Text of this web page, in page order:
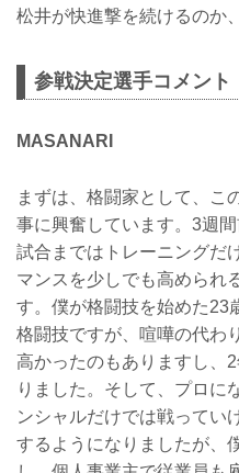
松井が快進撃を続けるのか
参戦決定選手コメント
MASANARI
まずは、格闘家として、こ
事に興奮しています。3週
試合まではトレーニングだ
マンスを少しでも高められ
す。僕が格闘技を始めた23
格闘技ですが、喧嘩の代わ
高かったのもありますし、
りました。そして、プロに
ンシャルだけでは戦ってい
するようになりましたが、